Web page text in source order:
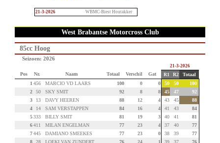
21-3-2026 WBMC-Biest Houtakker
West Brabantse Motorcross Club
85cc Hoog
Seizoen: 2026
21-3-2026
Pos Nr. Naam Totaal Verschil Gat R1 R2
Totaal
1 456 MARCIO VD LAARS 100 0 0 50 50
100
2
50 SKY SMIT 92 8 8 45 47
92
3
13 DAVY HEEREN 88 12 4 43 45
88
4
14 SAM VERSTAPPEN 84 16 4 41 43
84
5333 BILLY SMIT 81 19 3 40 41
81
6411 MILAN ENGELMAN 77 23 4 37 40
77
7445 DAMIANO SMEEKES 77 23 0 38 39
77
8
28 LOEKI VAN ZUNDERT 76 24 1 39 37
76